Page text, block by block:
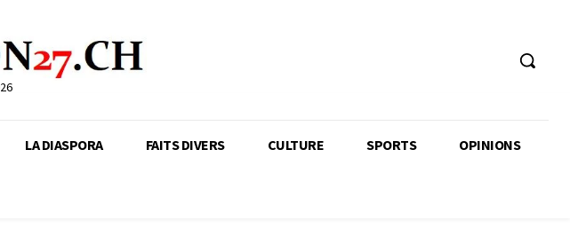
LA DIASPORA FAITS DIVERS CULTURE SPORTS OPINIONS